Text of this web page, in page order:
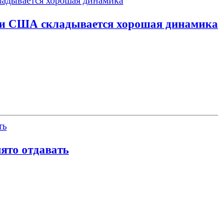
США складывается хорошая динамика
отдавать